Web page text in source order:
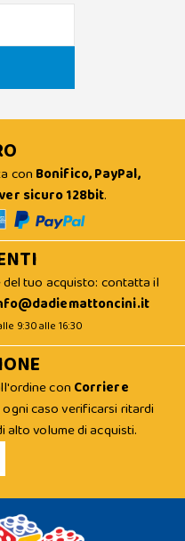
con Bonifico, PayPal,
sicuro 128bit.
tuo acquisto: contatta il
9:30 alle 16:30
con Corriere
caso verificarsi ritardi
alto volume di acquisti.